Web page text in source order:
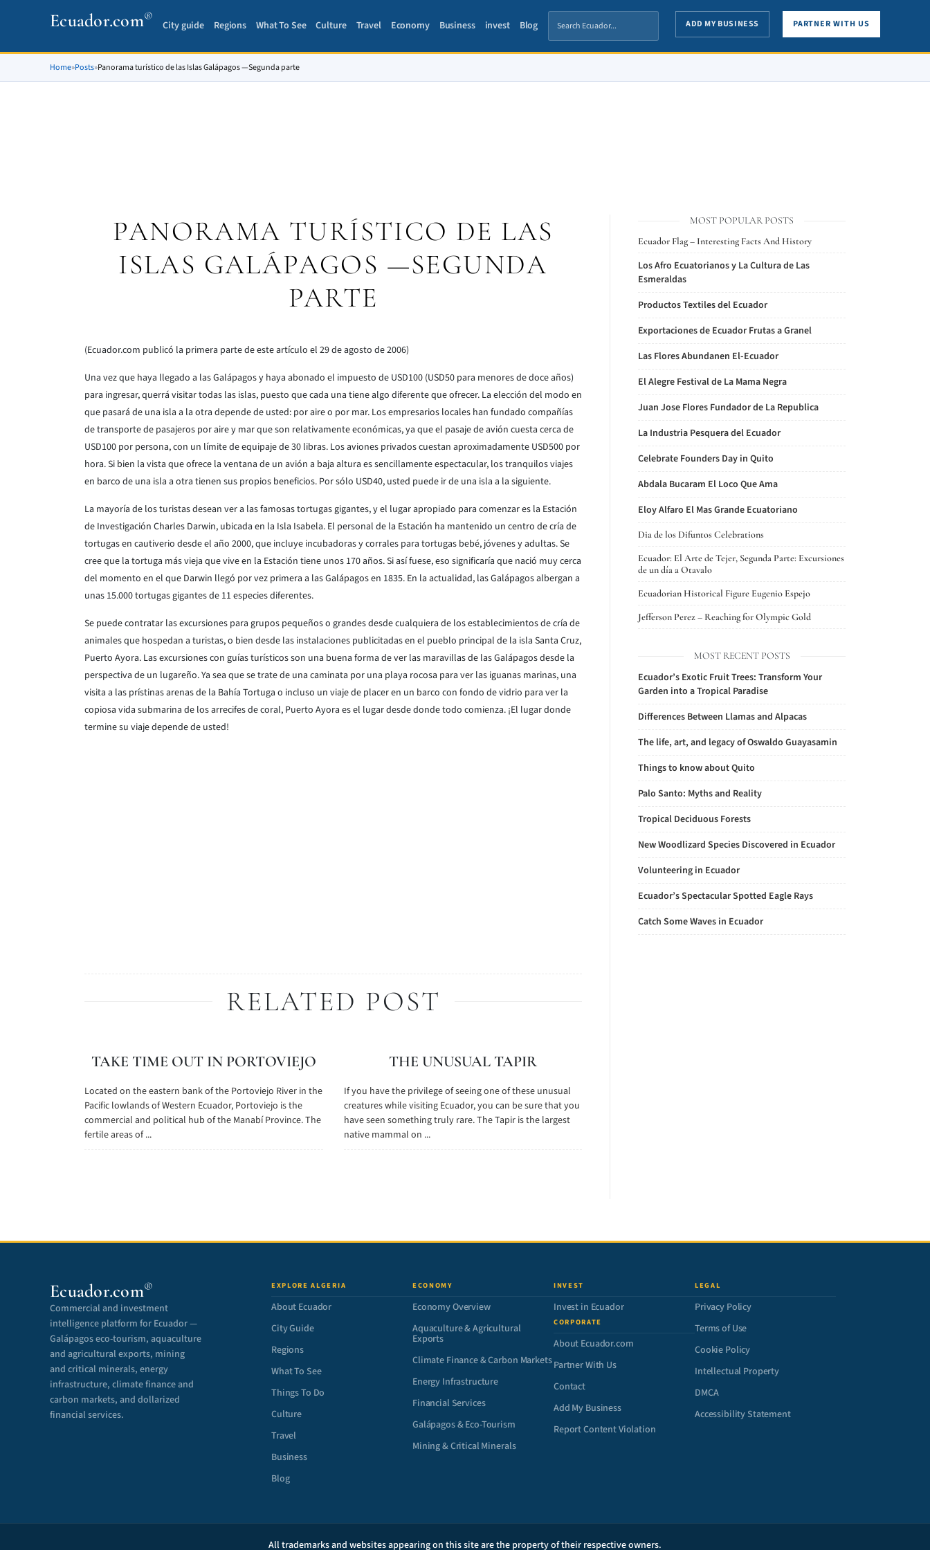
Ecuador.com®
City guide Regions What To See Culture Travel Economy Business invest Blog ADD MY BUSINESS PARTNER WITH US
Home»Posts»Panorama turístico de las Islas Galápagos —Segunda parte
PANORAMA TURÍSTICO DE LAS
ISLAS GALÁPAGOS —SEGUNDA
PARTE
(Ecuador.com publicó la primera parte de este artículo el 29 de agosto de 2006)
Una vez que haya llegado a las Galápagos y haya abonado el impuesto de USD100 (USD50 para menores de doce años)
para ingresar, querrá visitar todas las islas, puesto que cada una tiene algo diferente que ofrecer. La elección del modo en
que pasará de una isla a la otra depende de usted: por aire o por mar. Los empresarios locales han fundado compañías
de transporte de pasajeros por aire y mar que son relativamente económicas, ya que el pasaje de avión cuesta cerca de
USD100 por persona, con un límite de equipaje de 30 libras. Los aviones privados cuestan aproximadamente USD500 por
hora. Si bien la vista que ofrece la ventana de un avión a baja altura es sencillamente espectacular, los tranquilos viajes
en barco de una isla a otra tienen sus propios beneficios. Por sólo USD40, usted puede ir de una isla a la siguiente.
La mayoría de los turistas desean ver a las famosas tortugas gigantes, y el lugar apropiado para comenzar es la Estación
de Investigación Charles Darwin, ubicada en la Isla Isabela. El personal de la Estación ha mantenido un centro de cría de
tortugas en cautiverio desde el año 2000, que incluye incubadoras y corrales para tortugas bebé, jóvenes y adultas. Se
cree que la tortuga más vieja que vive en la Estación tiene unos 170 años. Si así fuese, eso significaría que nació muy cerca
del momento en el que Darwin llegó por vez primera a las Galápagos en 1835. En la actualidad, las Galápagos albergan a
unas 15.000 tortugas gigantes de 11 especies diferentes.
Se puede contratar las excursiones para grupos pequeños o grandes desde cualquiera de los establecimientos de cría de
animales que hospedan a turistas, o bien desde las instalaciones publicitadas en el pueblo principal de la isla Santa Cruz,
Puerto Ayora. Las excursiones con guías turísticos son una buena forma de ver las maravillas de las Galápagos desde la
perspectiva de un lugareño. Ya sea que se trate de una caminata por una playa rocosa para ver las iguanas marinas, una
visita a las prístinas arenas de la Bahía Tortuga o incluso un viaje de placer en un barco con fondo de vidrio para ver la
copiosa vida submarina de los arrecifes de coral, Puerto Ayora es el lugar desde donde todo comienza. ¡El lugar donde
termine su viaje depende de usted!
RELATED POST
TAKE TIME OUT IN PORTOVIEJO
Located on the eastern bank of the Portoviejo River in the
Pacific lowlands of Western Ecuador, Portoviejo is the
commercial and political hub of the Manabí Province. The
fertile areas of ...
THE UNUSUAL TAPIR
If you have the privilege of seeing one of these unusual
creatures while visiting Ecuador, you can be sure that you
have seen something truly rare. The Tapir is the largest
native mammal on ...
MOST POPULAR POSTS
Ecuador Flag – Interesting Facts And History
Los Afro Ecuatorianos y La Cultura de Las
Esmeraldas
Productos Textiles del Ecuador
Exportaciones de Ecuador Frutas a Granel
Las Flores Abundanen El-Ecuador
El Alegre Festival de La Mama Negra
Juan Jose Flores Fundador de La Republica
La Industria Pesquera del Ecuador
Celebrate Founders Day in Quito
Abdala Bucaram El Loco Que Ama
Eloy Alfaro El Mas Grande Ecuatoriano
Dia de los Difuntos Celebrations
Ecuador: El Arte de Tejer, Segunda Parte: Excursiones
de un día a Otavalo
Ecuadorian Historical Figure Eugenio Espejo
Jefferson Perez – Reaching for Olympic Gold
MOST RECENT POSTS
Ecuador’s Exotic Fruit Trees: Transform Your
Garden into a Tropical Paradise
Differences Between Llamas and Alpacas
The life, art, and legacy of Oswaldo Guayasamin
Things to know about Quito
Palo Santo: Myths and Reality
Tropical Deciduous Forests
New Woodlizard Species Discovered in Ecuador
Volunteering in Ecuador
Ecuador’s Spectacular Spotted Eagle Rays
Catch Some Waves in Ecuador
Ecuador.com®
Commercial and investment
intelligence platform for Ecuador —
Galápagos eco-tourism, aquaculture
and agricultural exports, mining
and critical minerals, energy
infrastructure, climate finance and
carbon markets, and dollarized
financial services.
EXPLORE ALGERIA
About Ecuador
City Guide
Regions
What To See
Things To Do
Culture
Travel
Business
Blog
ECONOMY
Economy Overview
Aquaculture & Agricultural
Exports
Climate Finance & Carbon Markets
Energy Infrastructure
Financial Services
Galápagos & Eco-Tourism
Mining & Critical Minerals
INVEST
Invest in Ecuador
CORPORATE
About Ecuador.com
Partner With Us
Contact
Add My Business
Report Content Violation
LEGAL
Privacy Policy
Terms of Use
Cookie Policy
Intellectual Property
DMCA
Accessibility Statement
All trademarks and websites appearing on this site are the property of their respective owners.